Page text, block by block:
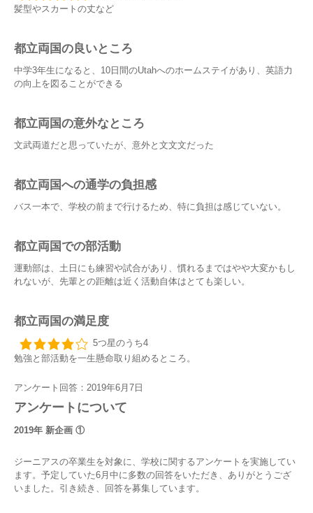
髪型やスカートの丈など
都立両国の良いところ
中学3年生になると、10日間のUtahへのホームステイがあり、英語力
の向上を図ることができる
都立両国の意外なところ
文武両道だと思っていたが、意外と文文文だった
都立両国への通学の負担感
バス一本で、学校の前まで行けるため、特に負担は感じていない。
都立両国での部活動
運動部は、土日にも練習や試合があり、慣れるまではやや大変かもし
れないが、先輩との距離は近く活動自体はとても楽しい。
都立両国の満足度
5つ星のうち4
勉強と部活動を一生懸命取り組めるところ。
アンケート回答：2019年6月7日
アンケートについて
2019年 新企画 ①
ジーニアスの卒業生を対象に、学校に関するアンケートを実施してい
ます。予定していた6月中に多数の回答をいただき、ありがとうござ
いました。引き続き、回答を募集しています。